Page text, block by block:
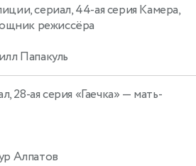
сериал, 44-ая серия Камера,
режиссёра
Папакуль
28-ая серия «Гаечка» — мать-
Алпатов